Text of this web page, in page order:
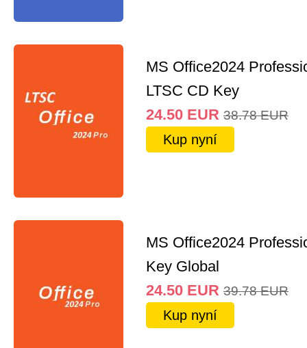
MS Office2024
LTSC CD Key
24.50 EUR 38.78 EUR
Kup nyní
MS Office2024
Key Global
24.50 EUR 39.78 EUR
Kup nyní